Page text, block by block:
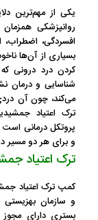
یکی از مهم‌ترین
روانپزشکی
بسیاری از آن‌ها
کردن درد درونی
شناسایی و درمان
می‌کند، چون آن
ترک اعتیاد
پروتکل درمانی
و برای هر دو مسیر
ترک اعتیاد
و سازمان بهزیستی
بستری دارای